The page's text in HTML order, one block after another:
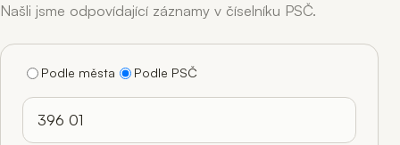
Našli jsme odpovídající záznamy v číselníku PSČ.
Podle města Podle PSČ
Hledaný výraz